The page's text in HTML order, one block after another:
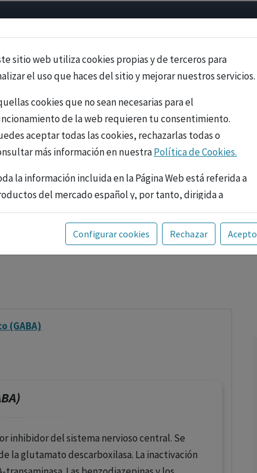
sitio web utiliza cookies propias y de terceros para
el uso que haces del sitio y mejorar nuestros servicios.
cookies que no sean necesarias para el
de la web requieren tu consentimiento.
aceptar todas las cookies, rechazarlas todas o
más información en nuestraPolítica de Cookies.
la información incluida en la Página Web está referida a
del mercado español y, por tanto, dirigida a
sanitarios legalmente facultados para
o dispensar medicamentos con ejercicio
La información técnica de los fármacos se facilita
Configurar cookies Rechazar Acepto
(GABA)
inhibidor del sistema nervioso central. Se
la glutamato descarboxilasa. La inactivación